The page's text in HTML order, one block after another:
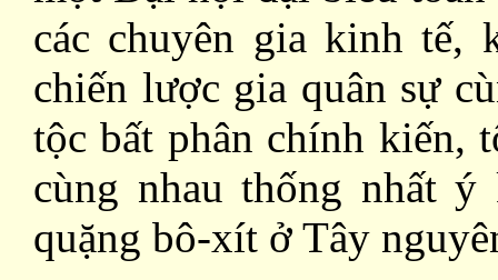
các chuyên gia kinh tế,
chiến lược gia quân sự
tộc bất phân chính kiến,
cùng nhau thống nhất
quặng bô-xít ở Tây